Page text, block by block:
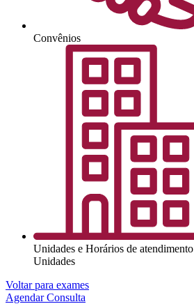
Convênios
Unidades e Horários de atendimento
Unidades
Voltar para exames
Agendar Consulta